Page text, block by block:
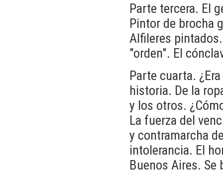
Parte tercera. El
Pintor de brocha
Alfileres
"orden". El
Parte cuarta.
historia. De la
y los otros.
La fuerza del
y contramarcha
intolerancia. El
Buenos Aires.